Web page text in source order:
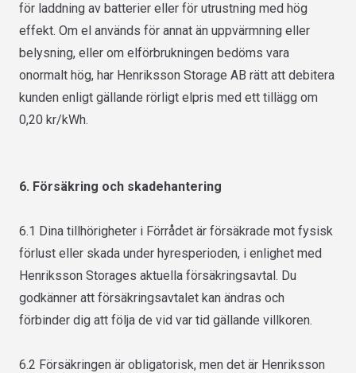
för laddning av batterier eller för utrustning med hög
effekt. Om el används för annat än uppvärmning eller
belysning, eller om elförbrukningen bedöms vara
onormalt hög, har Henriksson Storage AB rätt att debitera
kunden enligt gällande rörligt elpris med ett tillägg om
0,20 kr/kWh.
6. Försäkring och skadehantering
6.1 Dina tillhörigheter i Förrådet är försäkrade mot fysisk
förlust eller skada under hyresperioden, i enlighet med
Henriksson Storages aktuella försäkringsavtal. Du
godkänner att försäkringsavtalet kan ändras och
förbinder dig att följa de vid var tid gällande villkoren.
6.2 Försäkringen är obligatorisk, men det är Henriksson